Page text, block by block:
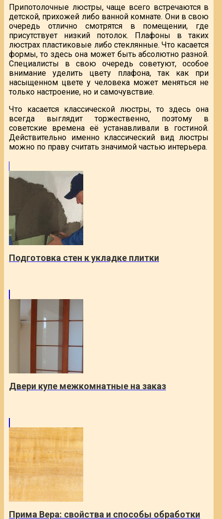
Припотолочные люстры, чаще всего встречаются в
детской, прихожей либо ванной комнате. Они в свою
очередь отлично смотрятся в помещении, где
присутствует низкий потолок. Плафоны в таких
люстрах пластиковые либо стеклянные. Что касается
формы, то здесь она может быть абсолютно разной.
Специалисты в свою очередь советуют, особое
внимание уделить цвету плафона, так как при
насыщенном цвете у человека может меняться не
только настроение, но и самочувствие.
Что касается классической люстры, то здесь она
всегда выглядит торжественно, поэтому в
советские времена её устанавливали в гостиной.
Действительно именно классический вид люстры
можно по праву считать значимой частью интерьера.
Подготовка стен к укладке плитки
Двери купе межкомнатные на заказ
Прима Вера: свойства и способы обработки